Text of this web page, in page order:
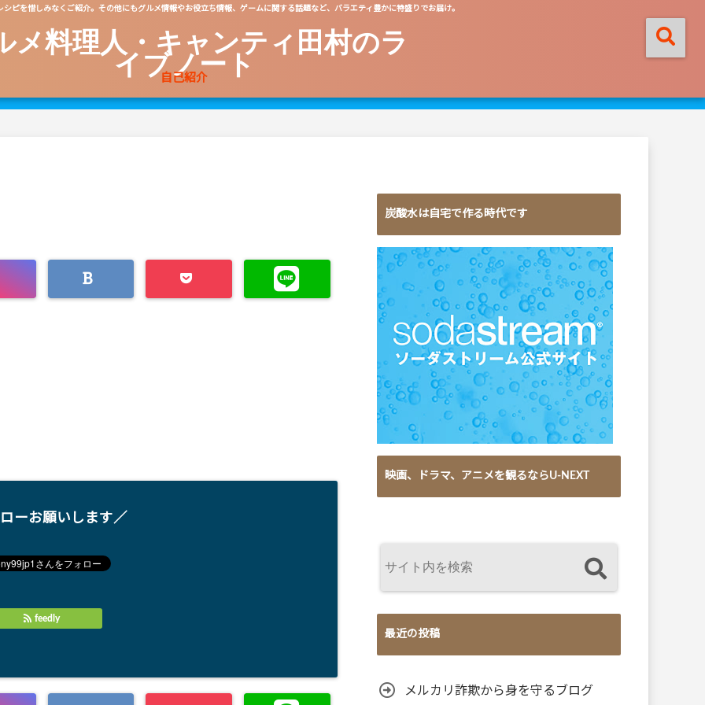
ピを惜しみなくご紹介。その他にもグルメ情報やお役立ち情報、ゲームに関する話題など、バラエティ豊かに特盛りでお届け。
メ料理人・キャンティ田村のラ
イブノート
自己紹介
ーお願いします／
feedly
炭酸水は自宅で作る時代です
映画、ドラマ、アニメを観るならU-NEXT
最近の投稿
メルカリ詐欺から身を守るブログ